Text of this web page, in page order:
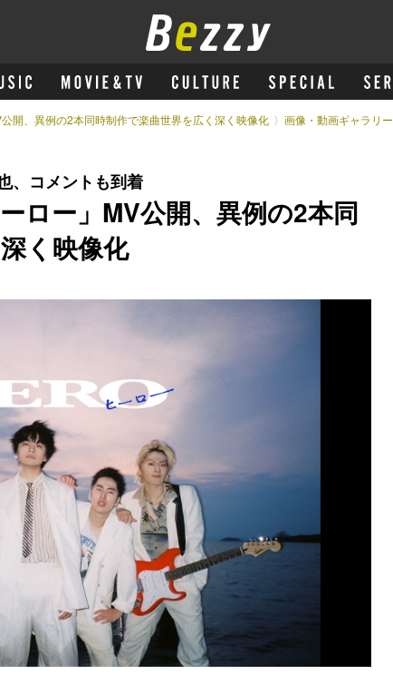
開、異例の2本同時制作で楽曲世界を広く深く映像化 画像・動画ギャラリー
、コメントも到着
ロー」MV公開、異例の2本同
く映像化